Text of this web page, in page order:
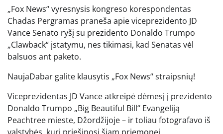
„Fox News“ vyresnysis kongreso korespondentas
Chadas Pergramas praneša apie viceprezidento JD
Vance Senato ryšį su prezidento Donaldo Trumpo
„Clawback“ įstatymu, nes tikimasi, kad Senatas vėl
balsuos ant paketo.
NaujaDabar galite klausytis „Fox News“ straipsnių!
Viceprezidentas JD Vance atkreipė dėmesį į prezidento
Donaldo Trumpo „Big Beautiful Bill“ Evangeliją
Peachtree mieste, Džordžijoje – ir toliau fotografavo iš